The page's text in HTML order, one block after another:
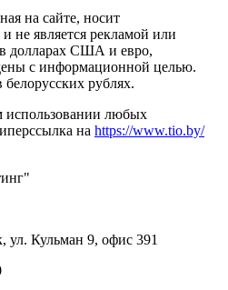
на сайте, носит
не является рекламой или
долларах США и евро,
с информационной целью.
белорусских рублях.
любых
на https://www.tio.by/
ул. Кульман 9, офис 391